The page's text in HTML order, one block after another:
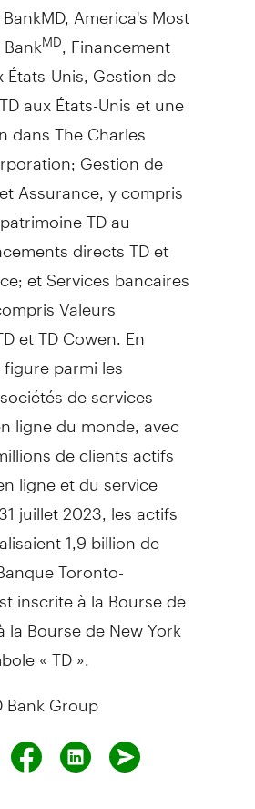
America's Most
MD , Financement
Unis, Gestion de
aux États-Unis et une
dans The Charles
Gestion de
Assurance, y compris
TD au
directs TD et
et Services bancaires
Valeurs
et TD Cowen. En
parmi les
de services
ligne du monde, avec
de clients actifs
ligne et du service
juillet 2023, les actifs
1,9 billion de
Toronto-
inscrite à la Bourse de
la Bourse deNew York
« TD ».
Bank Group